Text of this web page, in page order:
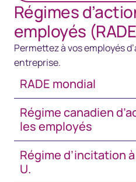
Régimes
employés
Permettez à vos employés
entreprise.
RADE mondial
Régime canadien
les employés
Régime d’incitation
U.